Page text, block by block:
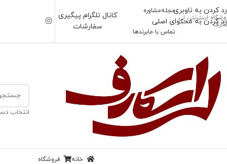
رد کردن به ناوبری
رد کردن به محتوای اصلی
اینترنتی لی
مجلهمشاوره
تماس با مابرندها
کانال تلگرام پیگیری
سفارشات
انتخاب
خانه فروشگاه
خانه/ بیبی اسکارف
بیبی اسکارف مشکی